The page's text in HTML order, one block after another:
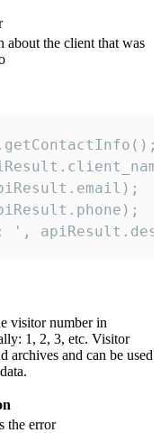
the client that was
',
visitor number in
1, 2, 3, etc. Visitor
archives and can be used
the error